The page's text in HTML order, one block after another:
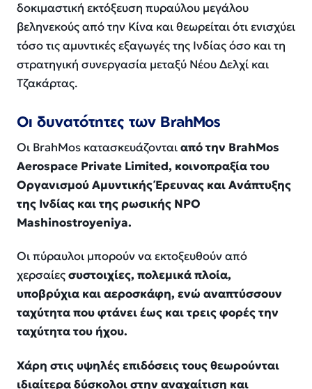
δοκιμαστική εκτόξευση πυραύλου μεγάλου
βεληνεκούς από την Κίνα και θεωρείται ότι ενισχύει
τόσο τις αμυντικές εξαγωγές της Ινδίας όσο και τη
στρατηγική συνεργασία μεταξύ Νέου Δελχί και
Τζακάρτας.
Οι δυνατότητες των BrahMos
Οι BrahMos κατασκευάζονταιαπό την BrahMos
Aerospace Private Limited, κοινοπραξία του
Οργανισμού Αμυντικής Έρευνας και Ανάπτυξης
της Ινδίας και της ρωσικής NPO
Mashinostroyeniya.
Οι πύραυλοι μπορούν να εκτοξευθούν από
χερσαίεςσυστοιχίες, πολεμικά πλοία,
υποβρύχια και αεροσκάφη, ενώ αναπτύσσουν
ταχύτητα που φτάνει έως και τρεις φορές την
ταχύτητα του ήχου.
Χάρη στις υψηλές επιδόσεις τους θεωρούνται
ιδιαίτερα δύσκολοι στην αναχαίτιση και